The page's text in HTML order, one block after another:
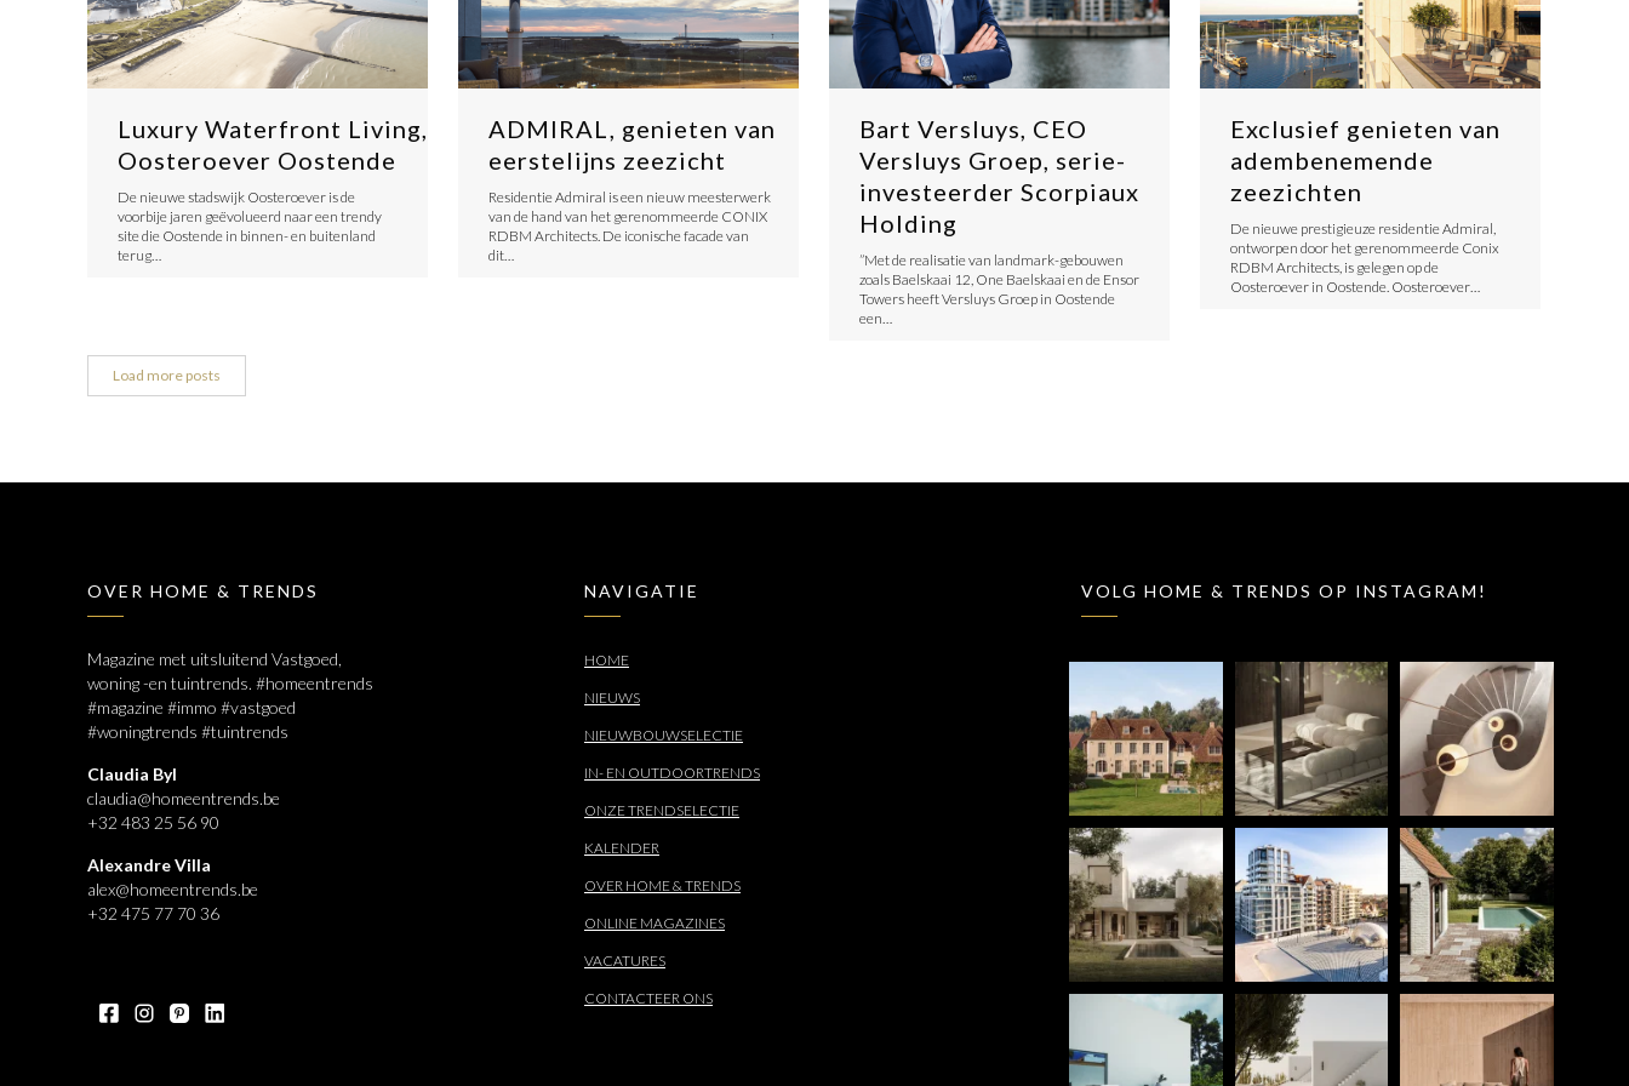
Luxury Waterfront Living,
Oosteroever Oostende
​De nieuwe stadswijk Oosteroever is de
voorbije jaren geëvolueerd naar een trendy
site die Oostende in binnen- en buitenland
terug…
ADMIRAL, genieten van
eerstelijns zeezicht
Residentie Admiral is een nieuw meesterwerk
van de hand van het gerenommeerde CONIX
RDBM Architects. De iconische facade van
dit…
Bart Versluys, CEO
Versluys Groep, serie-
investeerder Scorpiaux
Holding
”Met de realisatie van landmark-gebouwen
zoals Baelskaai 12, One Baelskaai en de Ensor
Towers heeft Versluys Groep in Oostende
een…
Exclusief genieten van
adembenemende
zeezichten
De nieuwe prestigieuze residentie Admiral,
ontworpen door het gerenommeerde Conix
RDBM Architects, is gelegen op de
Oosteroever in Oostende. Oosteroever…
Load more posts
OVER HOME & TRENDS
Magazine met uitsluitend Vastgoed,
woning -en tuintrends. #homeentrends
#magazine #immo #vastgoed
#woningtrends #tuintrends
Claudia Byl
claudia@homeentrends.be
+32 483 25 56 90
Alexandre Villa
alex@homeentrends.be
+32 475 77 70 36
NAVIGATIE
HOME
NIEUWS
NIEUWBOUWSELECTIE
IN- EN OUTDOORTRENDS
ONZE TRENDSELECTIE
KALENDER
OVER HOME & TRENDS
ONLINE MAGAZINES
VACATURES
CONTACTEER ONS
VOLG HOME & TRENDS OP INSTAGRAM!